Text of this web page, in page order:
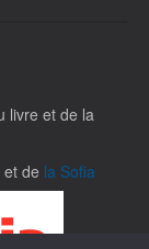
livre et de la
et de la Sofia